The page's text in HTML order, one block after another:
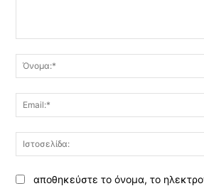
αποθηκεύστε το όνομα, το